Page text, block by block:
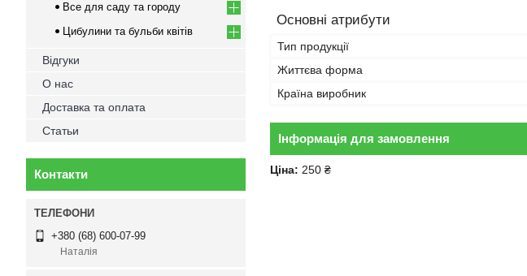
Основні атрибути
Тип продукції
Життєва форма
Країна виробник
Інформація для замовлення
Ціна: 250 ₴
Все для саду та городу
Цибулини та бульби квітів
Відгуки
О нас
Доставка та оплата
Статьи
Контакти
+380 (68) 600-07-99
Наталія